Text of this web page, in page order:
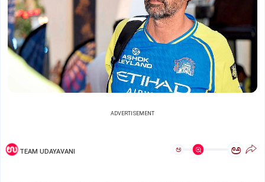
ADVERTISEMENT
TEAM UDAYAVANI ಅ ಅ